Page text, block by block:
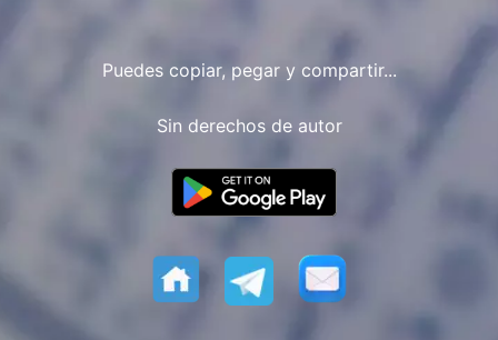
Puedes copiar, pegar y compartir...
Sin derechos de autor